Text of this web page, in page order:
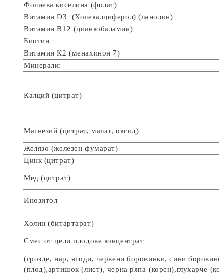
Фолиева киселина (фолат)
Витамин D3 (Холекалциферол) (ланолин)
Витамин В12 (цианкобаламин)
Биотин
Витамин К2 (менахинон 7)
Минерали:
Калций (цитрат)
Магнезий (цитрат, малат, оксид)
Желязо (железен фумарат)
Цинк (цитрат)
Мед (цитрат)
Инозитол
Холин (битартарат)
Смес от цели плодове концентрат
(грозде, нар, ягоди, червени боровинки, сини
(плод),артишок (лист), черна ряпа (корен),глухарче